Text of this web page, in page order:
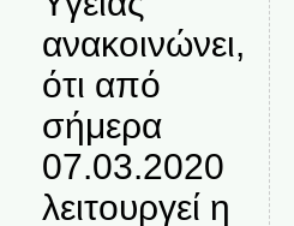
ανακοινώνει,
ότι από
σήμερα
07.03.2020
λειτουργεί η